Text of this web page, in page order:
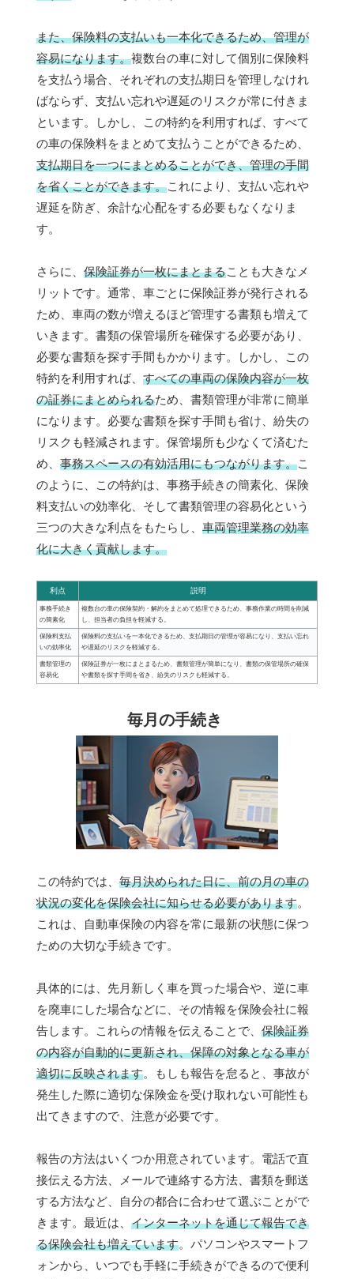
また、保険料の支払いも一本化できるため、管理が
容易になります。複数台の車に対して個別に保険料
を支払う場合、それぞれの支払期日を管理しなけれ
ばならず、支払い忘れや遅延のリスクが常に付きま
といます。しかし、この特約を利用すれば、すべて
の車の保険料をまとめて支払うことができるため、
支払期日を一つにまとめることができ、管理の手間
を省くことができます。これにより、支払い忘れや
遅延を防ぎ、余計な心配をする必要もなくなりま
す。
さらに、 保険証券が一枚にまとまることも大きなメ
リットです。通常、車ごとに保険証券が発行される
ため、車両の数が増えるほど管理する書類も増えて
いきます。書類の保管場所を確保する必要があり、
必要な書類を探す手間もかかります。しかし、この
特約を利用すれば、 すべての車両の保険内容が一枚
の証券にまとめられるため、書類管理が非常に簡単
になります。必要な書類を探す手間も省け、紛失の
リスクも軽減されます。保管場所も少なくて済むた
め、 事務スペースの有効活用にもつながります。こ
のように、この特約は、事務手続きの簡素化、保険
料支払いの効率化、そして書類管理の容易化という
三つの大きな利点をもたらし、 車両管理業務の効率
化に大きく貢献します。
利点 説明
事務手続き
の簡素化
複数台の車の保険契約・解約をまとめて処理できるため、事務作業の時間を削減
し、担当者の負担を軽減する。
保険料支払
いの効率化
保険料の支払いを一本化できるため、支払期日の管理が容易になり、支払い忘れ
や遅延のリスクを軽減する。
書類管理の
容易化
保険証券が一枚にまとまるため、書類管理が簡単になり、書類の保管場所の確保
や書類を探す手間を省き、紛失のリスクも軽減する。
毎月の手続き
この特約では、 毎月決められた日に、前の月の車の
状況の変化を保険会社に知らせる必要があります。
これは、自動車保険の内容を常に最新の状態に保つ
ための大切な手続きです。
具体的には、先月新しく車を買った場合や、逆に車
を廃車にした場合などに、その情報を保険会社に報
告します。これらの情報を伝えることで、 保険証券
の内容が自動的に更新され、保障の対象となる車が
適切に反映されます。もしも報告を怠ると、事故が
発生した際に適切な保険金を受け取れない可能性も
出てきますので、注意が必要です。
報告の方法はいくつか用意されています。電話で直
接伝える方法、メールで連絡する方法、書類を郵送
する方法など、自分の都合に合わせて選ぶことがで
きます。最近は、 インターネットを通じて報告でき
る保険会社も増えています。パソコンやスマートフ
ォンから、いつでも手軽に手続きができるので便利